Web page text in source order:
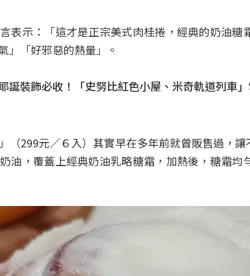
表示：「這才是正宗美式肉桂捲，經典的奶油
」「好邪惡的熱量」。
誕裝飾必收！「史努比紅色小屋、米奇軌道列車
（299元／６入）其實早在多年前就曾販售過，
油，覆蓋上經典奶油乳略糖霜，加熱後，糖霜